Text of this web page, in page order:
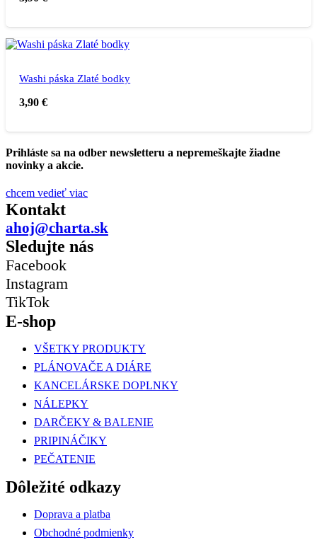
Washi páska Zlaté bodky
3,90€
Prihláste sa na odber newsletteru a nepremeškajte žiadne
novinky a akcie.
chcem vedieť viac
Kontakt
ahoj@charta.sk
Sledujte nás
Facebook
Instagram
TikTok
E-shop
VŠETKY PRODUKTY
PLÁNOVAČE A DIÁRE
KANCELÁRSKE DOPLNKY
NÁLEPKY
DARČEKY & BALENIE
PRIPINÁČIKY
PEČATENIE
Dôležité odkazy
Doprava a platba
Obchodné podmienky